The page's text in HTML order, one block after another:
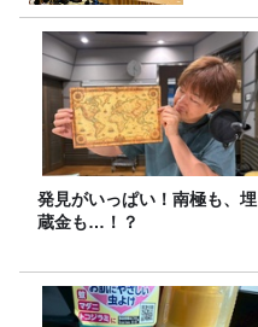
発見がいっぱい！南極も、埋
蔵金も…！？